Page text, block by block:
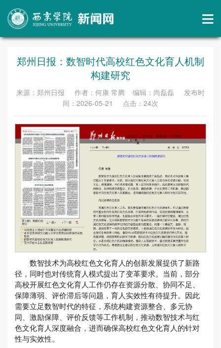
郑州日报：数智时代高校红色文化育人机制
构建研究
来源：郑州日报 作者：何康 常腾 编辑：尚磊磊 发布时
间：2026-05-21 点击： 24次
数智技术为高校红色文化育人的创新发展提供了新路
径，同时也对传统育人模式提出了变革要求。当前，部分
高校开展红色文化育人工作仍存在资源分散、协同不足、
保障薄弱、评价滞后等问题，育人实效性有待提升。因此
需要立足数智时代的特征，系统构建资源整合、多元协
同、激励保障、评价反馈等工作机制，推动数智技术与红
色文化育人深度融合，进而确保高校红色文化育人的针对
性与实效性。